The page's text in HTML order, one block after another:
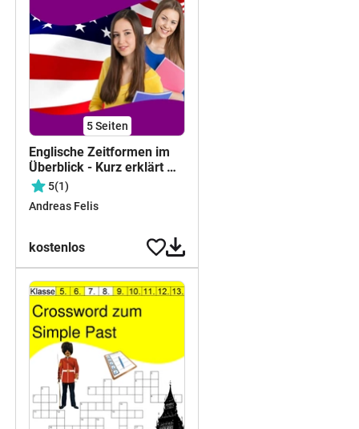
5Seiten
Englische Zeitformen im
Überblick - Kurz erklärt mit
Signalwörtern
5(1)
Andreas Felis
kostenlos